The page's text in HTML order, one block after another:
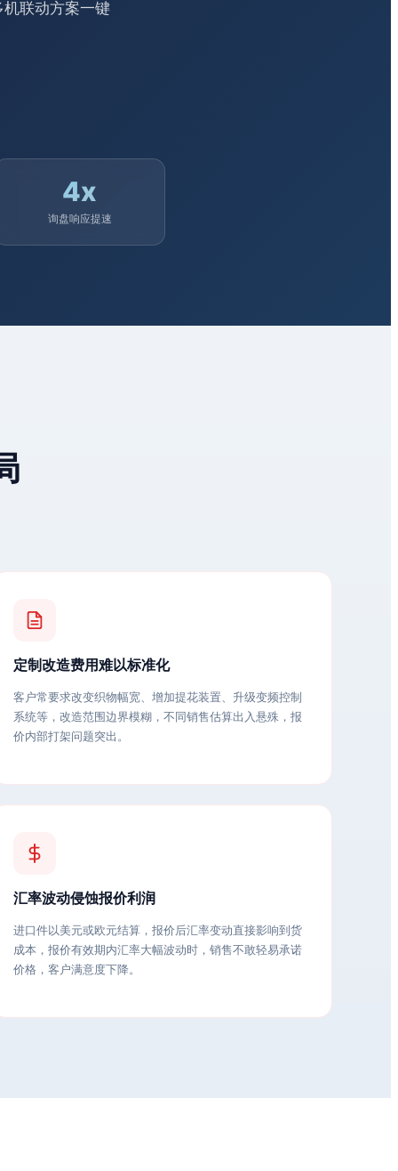
联动方案一键
4x
询盘响应提速
定制改造费用难以标准化
客户常要求改变织物幅宽、增加提花装置、升级变频控制
系统等，改造范围边界模糊，不同销售估算出入悬殊，报
价内部打架问题突出。
汇率波动侵蚀报价利润
进口件以美元或欧元结算，报价后汇率变动直接影响到货
成本，报价有效期内汇率大幅波动时，销售不敢轻易承诺
价格，客户满意度下降。